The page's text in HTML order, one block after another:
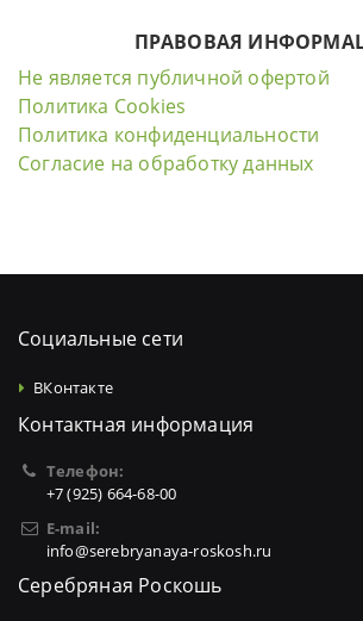
ПРАВОВАЯ
Не является публичной офертой
Политика Cookies
Политика конфиденциальности
Согласие на обработку данных
Социальные сети
ВКонтакте
Контактная информация
Телефон:
+7 (925) 664-68-00
E-mail:
info@serebryanaya-roskosh.ru
Серебряная Роскошь